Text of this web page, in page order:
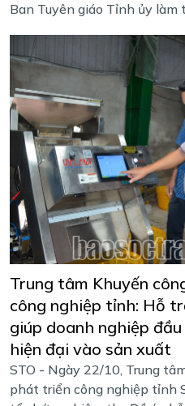
Ban Tuyên giáo Tỉnh ủy làm
Trung tâm Khuyến
công nghiệp tỉnh: Hỗ
giúp doanh nghiệp
hiện đại vào sản xuất
STO - Ngày 22/10, Trung
phát triển công nghiệp tỉnh